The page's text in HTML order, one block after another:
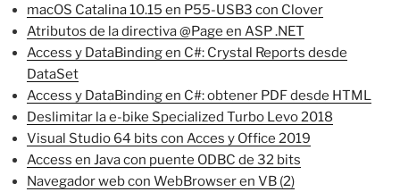
macOS Catalina 10.15 en P55-USB3 con Clover
Atributos de la directiva @Page en ASP .NET
Access y DataBinding en C#: Crystal Reports desde
DataSet
Access y DataBinding en C#: obtener PDF desde HTML
Deslimitar la e-bike Specialized Turbo Levo 2018
Visual Studio 64 bits con Acces y Office 2019
Access en Java con puente ODBC de 32 bits
Navegador web con WebBrowser en VB (2)